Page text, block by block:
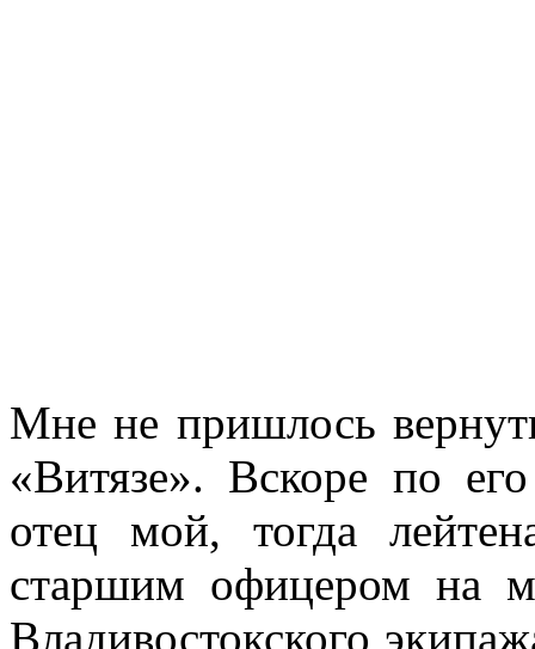
Мне не пришлось
«Витязе». Вскоре по
отец мой, тогда
старшим офицером на
Владивосток­ского